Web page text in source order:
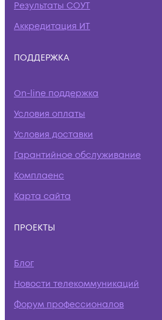
Результаты СОУТ
Аккредитация ИТ
ПОДДЕРЖКА
On-line поддержка
Условия оплаты
Условия доставки
Гарантийное обслуживание
Комплаенс
Карта сайта
ПРОЕКТЫ
Блог
Новости телекоммуникаций
Форум профессионалов